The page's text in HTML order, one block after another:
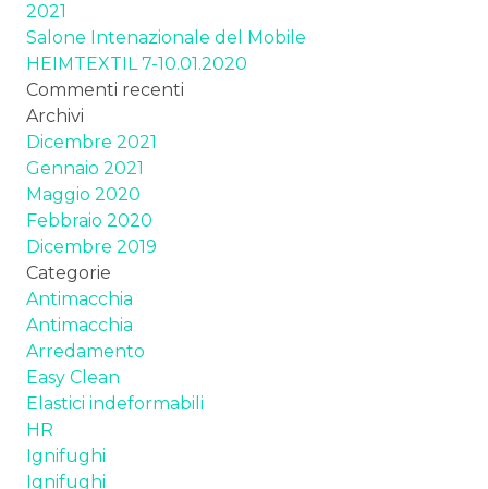
2021
Salone Intenazionale del Mobile
HEIMTEXTIL 7-10.01.2020
Commenti recenti
Archivi
Dicembre 2021
Gennaio 2021
Maggio 2020
Febbraio 2020
Dicembre 2019
Categorie
Antimacchia
Antimacchia
Arredamento
Easy Clean
Elastici indeformabili
HR
Ignifughi
Ignifughi